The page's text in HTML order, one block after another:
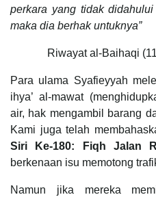
perkara yang tidak
maka dia berhak untuknya”
Riwayat al-Baihaqi
Para ulama Syafieyyah
ihya’ al-mawat
air, hak mengambil barang
Kami juga telah
Siri Ke-180: Fiqh Jalan
berkenaan isu memotong
Namun jika mereka